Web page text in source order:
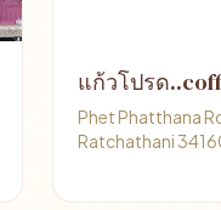
แก้วโปรด
Phet Phatthana
Ratchathani